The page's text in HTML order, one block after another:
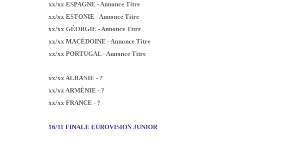
xx/xx ESPAGNE - Annonce Titre
xx/xx ESTONIE - Annonce Titre
xx/xx GÉORGIE - Annonce Titre
xx/xx MACÉDOINE - Annonce Titre
xx/xx PORTUGAL - Annonce Titre
xx/xx ALBANIE - ?
xx/xx ARMÉNIE - ?
xx/xx FRANCE - ?
16/11 FINALE EUROVISION JUNIOR